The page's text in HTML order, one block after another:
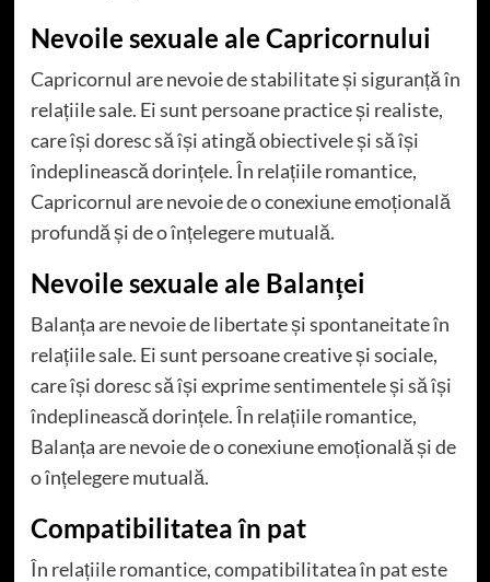
Nevoile sexuale ale Capricornului
Capricornul are nevoie de stabilitate și siguranță în
relațiile sale. Ei sunt persoane practice și realiste,
care își doresc să își atingă obiectivele și să își
îndeplinească dorințele. În relațiile romantice,
Capricornul are nevoie de o conexiune emoțională
profundă și de o înțelegere mutuală.
Nevoile sexuale ale Balanței
Balanța are nevoie de libertate și spontaneitate în
relațiile sale. Ei sunt persoane creative și sociale,
care își doresc să își exprime sentimentele și să își
îndeplinească dorințele. În relațiile romantice,
Balanța are nevoie de o conexiune emoțională și de
o înțelegere mutuală.
Compatibilitatea în pat
În relațiile romantice, compatibilitatea în pat este